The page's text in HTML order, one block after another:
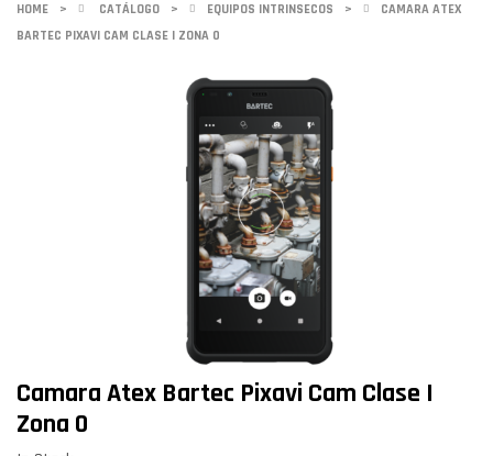
HOME > CATÁLOGO > EQUIPOS INTRINSECOS >
CAMARA ATEX
BARTEC PIXAVI CAM CLASE I ZONA 0
Camara Atex Bartec Pixavi Cam Clase I
Zona 0